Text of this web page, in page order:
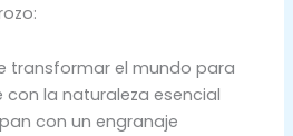
transformar el mundo para
la naturaleza esencial
con un engranaje